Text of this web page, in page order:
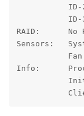
RAID:      No
Sensors:
Info: